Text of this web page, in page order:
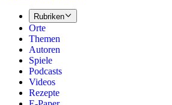
Rubriken
Orte
Themen
Autoren
Spiele
Podcasts
Videos
Rezepte